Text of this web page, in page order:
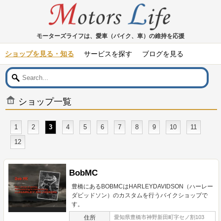
モーターズライフは、愛車（バイク、車）の維持を応援
ショップを見る・知る サービスを探す ブログを見る
ショップ一覧
1 2 3 4 5 6 7 8 9 10
11
12
BobMC
豊橋にあるBOBMCはHARLEYDAVIDSON（ハーレー
ダビッドソン）のカスタムを行うバイクショップで
す。
住所 愛知県豊橋市神野新田町字セノ割103